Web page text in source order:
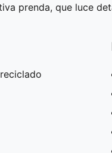
prenda, que luce